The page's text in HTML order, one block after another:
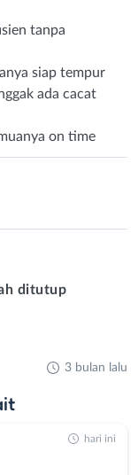
tanpa
siap tempur
ada cacat
on time
ditutup
3 bulan lalu
hari ini